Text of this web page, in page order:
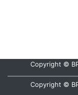
Copyright ©
Copyright ©